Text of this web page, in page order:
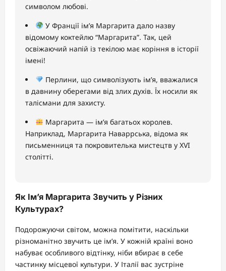
символом любові.
У Франції ім’я Маргарита дало назву
відомому коктейлю “Маргарита”. Так, цей
освіжаючий напій із текілою має коріння в історії
імені!
Перлини, що символізують ім’я, вважалися
в давнину оберегами від злих духів. Їх носили як
талісмани для захисту.
Маргарита — ім’я багатьох королев.
Наприклад, Маргарита Наваррська, відома як
письменниця та покровителька мистецтв у XVI
столітті.
Як Ім’я Маргарита Звучить у Різних
Культурах?
Подорожуючи світом, можна помітити, наскільки
різноманітно звучить це ім’я. У кожній країні воно
набуває особливого відтінку, ніби вбирає в себе
частинку місцевої культури. У Італії вас зустріне